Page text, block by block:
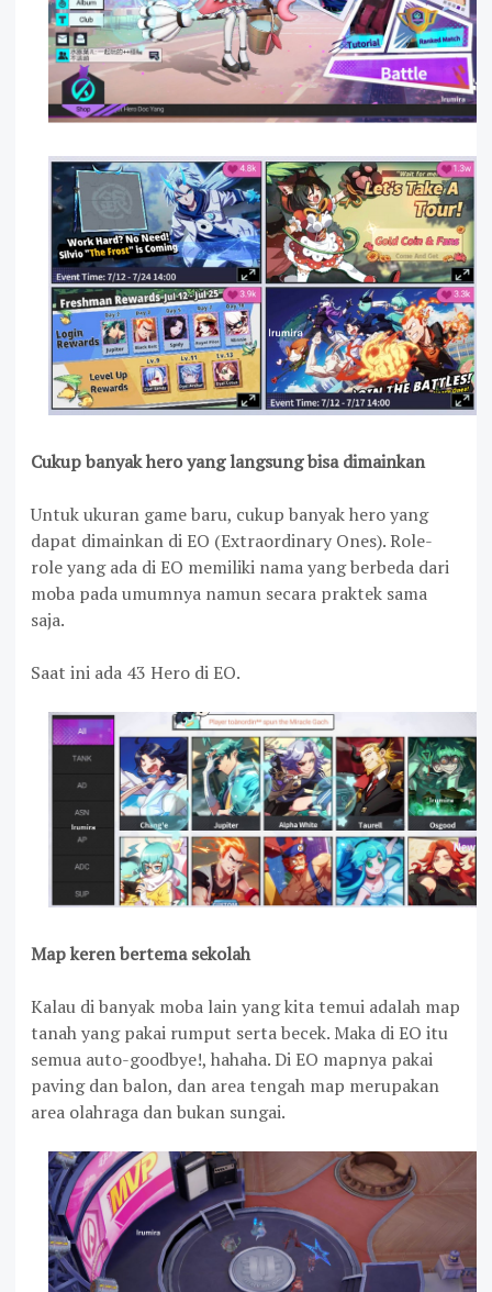
Cukup banyak hero yang langsung bisa dimainkan
Untuk ukuran game baru, cukup banyak hero yang
dapat dimainkan di EO (Extraordinary Ones). Role-
role yang ada di EO memiliki nama yang berbeda dari
moba pada umumnya namun secara praktek sama
saja.
Saat ini ada 43 Hero di EO.
Map keren bertema sekolah
Kalau di banyak moba lain yang kita temui adalah map
tanah yang pakai rumput serta becek. Maka di EO itu
semua auto-goodbye!, hahaha. Di EO mapnya pakai
paving dan balon, dan area tengah map merupakan
area olahraga dan bukan sungai.